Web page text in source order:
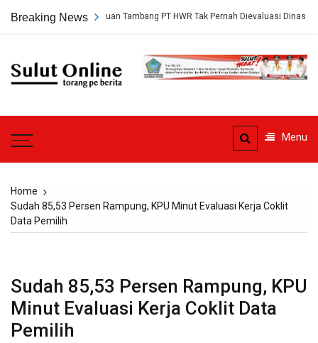
Breaking News
Persetujuan Tambang PT HWR Tak Pernah Dievaluasi Dinas ESDM
Sulut
Menu
Home
Sudah 85,53 Persen Rampung, KPU Minut Evaluasi Kerja Coklit
Data Pemilih
Sudah 85,53 Persen Rampung, KPU
Minut Evaluasi Kerja Coklit Data
Pemilih